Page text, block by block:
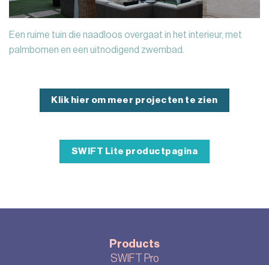
Een ruime tuin die naadloos overgaat in het interieur, met
palmbomen en een uitnodigend zwembad.
Klik hier om meer projecten te zien
SWIFT Lite productpagina
Products
SWIFT Pro